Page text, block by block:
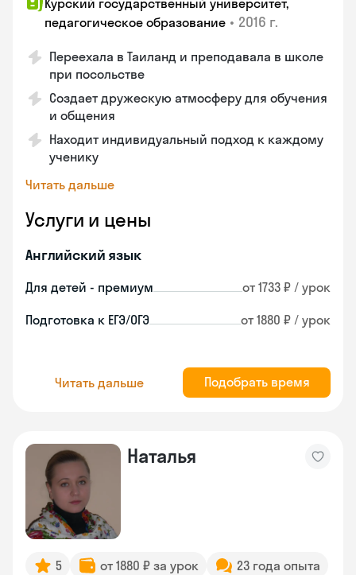
Курский государственный университет,
педагогическое образование • 2016 г.
Переехала в Таиланд и преподавала в школе
при посольстве
Создает дружескую атмосферу для обучения
и общения
Находит индивидуальный подход к каждому
ученику
Читать дальше
Услуги и цены
Английский язык
Для детей - премиум от 1733 ₽ / урок
Подготовка к ЕГЭ/ОГЭ от 1880 ₽ / урок
Читать дальше Подобрать время
Наталья
5 от 1880 ₽ за урок
23 года опыта